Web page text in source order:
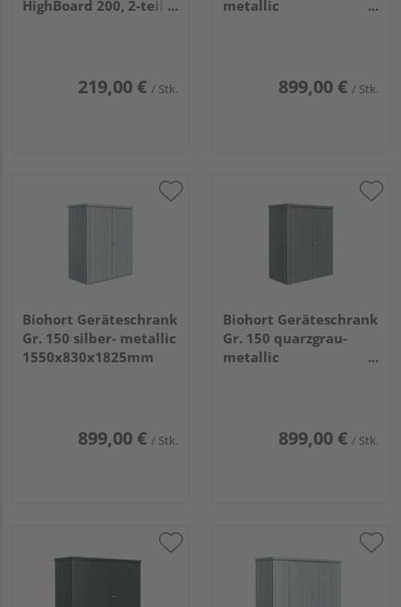
HighBoard 200, 2-teilig
219,00 € / Stk.
metallic
899,00 € / Stk.
Biohort Geräteschrank
Gr. 150 silber- metallic
1550x830x1825mm
899,00 € / Stk.
Biohort Geräteschrank
Gr. 150 quarzgrau-
metallic
899,00 € / Stk.